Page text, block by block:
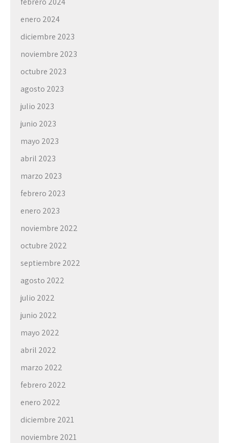
enero 2024
diciembre 2023
noviembre 2023
octubre 2023
agosto 2023
julio 2023
junio 2023
mayo 2023
abril 2023
marzo 2023
febrero 2023
enero 2023
noviembre 2022
octubre 2022
septiembre 2022
agosto 2022
julio 2022
junio 2022
mayo 2022
abril 2022
marzo 2022
febrero 2022
enero 2022
diciembre 2021
noviembre 2021